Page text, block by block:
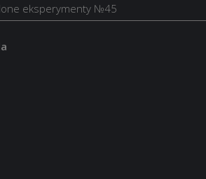
eksperymenty №45